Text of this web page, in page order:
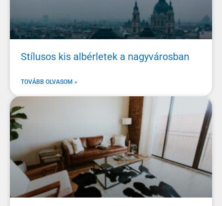
Stílusos kis albérletek a nagyvárosban
TOVÁBB OLVASOM »